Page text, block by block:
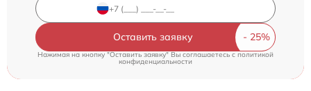
Оставить заявку
Нажимая на кнопку "Оставить заявку" Вы соглашаетесь c политикой
конфиденциальности